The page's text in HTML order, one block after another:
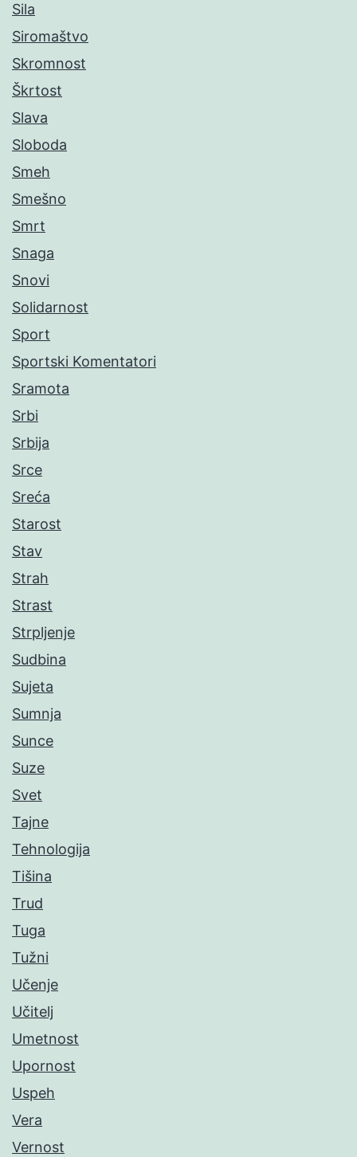
Sila
Siromaštvo
Skromnost
Škrtost
Slava
Sloboda
Smeh
Smešno
Smrt
Snaga
Snovi
Solidarnost
Sport
Sportski Komentatori
Sramota
Srbi
Srbija
Srce
Sreća
Starost
Stav
Strah
Strast
Strpljenje
Sudbina
Sujeta
Sumnja
Sunce
Suze
Svet
Tajne
Tehnologija
Tišina
Trud
Tuga
Tužni
Učenje
Učitelj
Umetnost
Upornost
Uspeh
Vera
Vernost